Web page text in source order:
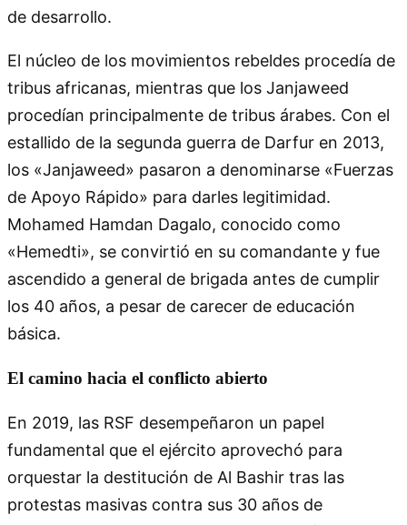
de desarrollo.
El núcleo de los movimientos rebeldes procedía de
tribus africanas, mientras que los Janjaweed
procedían principalmente de tribus árabes. Con el
estallido de la segunda guerra de Darfur en 2013,
los «Janjaweed» pasaron a denominarse «Fuerzas
de Apoyo Rápido» para darles legitimidad.
Mohamed Hamdan Dagalo, conocido como
«Hemedti», se convirtió en su comandante y fue
ascendido a general de brigada antes de cumplir
los 40 años, a pesar de carecer de educación
básica.
El camino hacia el conflicto abierto
En 2019, las RSF desempeñaron un papel
fundamental que el ejército aprovechó para
orquestar la destitución de Al Bashir tras las
protestas masivas contra sus 30 años de